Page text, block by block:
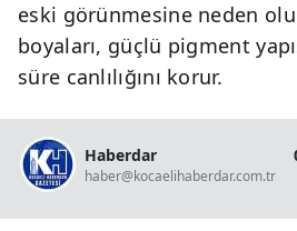
eski görünmesine neden
boyaları, güçlü pigment
süre canlılığını korur.
Haberdar
haber@kocaelihaberdar.com.tr